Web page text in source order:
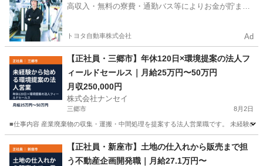
高収入・無料の寮費・通勤バス等によりお金が貯まり
トヨタ自動車株式会社 Ad
【正社員・三郷市】年休120日×環境提案の法人フ
ィールドセールス｜月給25万円〜50万円
月収250,000円
株式会社ナンセイ
三郷市 8月2日
■仕事内容 産業廃棄物の収集・運搬・中間処理を提案する法人営業職です。 未経験
営業 未経験
【正社員・新座市】土地の仕入れから販売まで担
う不動産企画開発職｜月給27.1万円〜